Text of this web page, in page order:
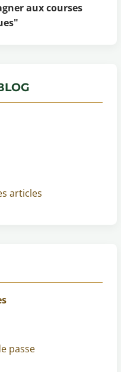
aux courses
articles
passe